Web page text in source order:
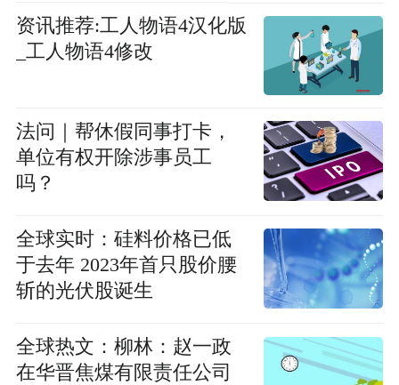
资讯推荐:工人物语4汉化版
_工人物语4修改
法问｜帮休假同事打卡，
单位有权开除涉事员工
吗？
全球实时：硅料价格已低
于去年 2023年首只股价腰
斩的光伏股诞生
全球热文：柳林：赵一政
在华晋焦煤有限责任公司